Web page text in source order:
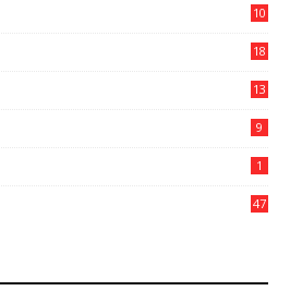
10
18
13
9
1
47